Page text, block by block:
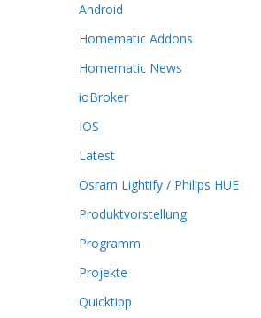
e
p
t
o
n
n
k
n
e
n
u
Android
Homematic Addons
Homematic News
ioBroker
IOS
Latest
Osram Lightify / Philips HUE
Produktvorstellung
Programm
Projekte
Quicktipp